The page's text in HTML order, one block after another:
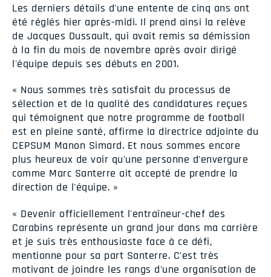
Les derniers détails d'une entente de cinq ans ont
été réglés hier après-midi. Il prend ainsi la relève
de Jacques Dussault, qui avait remis sa démission
à la fin du mois de novembre après avoir dirigé
l'équipe depuis ses débuts en 2001.
« Nous sommes très satisfait du processus de
sélection et de la qualité des candidatures reçues
qui témoignent que notre programme de football
est en pleine santé, affirme la directrice adjointe du
CEPSUM Manon Simard. Et nous sommes encore
plus heureux de voir qu'une personne d'envergure
comme Marc Santerre ait accepté de prendre la
direction de l'équipe. »
« Devenir officiellement l'entraîneur-chef des
Carabins représente un grand jour dans ma carrière
et je suis très enthousiaste face à ce défi,
mentionne pour sa part Santerre. C'est très
motivant de joindre les rangs d'une organisation de